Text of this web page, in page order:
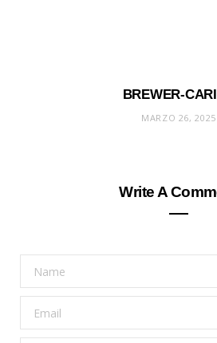
BREWER-
MARZO 26, 2025
Write A